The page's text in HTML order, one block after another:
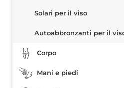
Solari per il viso
Autoabbronzanti per il
Corpo
Mani e piedi